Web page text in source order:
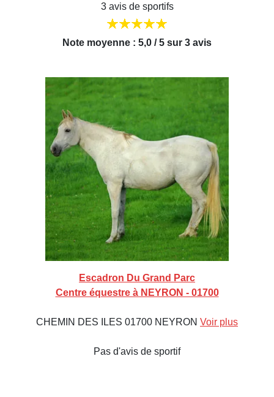
3 avis de sportifs
Note moyenne : 5,0 / 5 sur 3 avis
Escadron Du Grand Parc
Centre équestre à NEYRON - 01700
CHEMIN DES ILES 01700 NEYRON Voir plus
Pas d'avis de sportif